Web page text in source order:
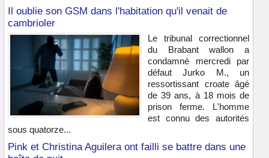
Il oublie son GSM dans l'habitation qu'il venait de
cambrioler
Le tribunal correctionnel
du Brabant wallon a
condamné mercredi par
défaut Jurko M., un
ressortissant croate âgé
de 39 ans, à 18 mois de
prison ferme. L'homme
est connu des autorités
sous quatorze...
Pink et Christina Aguilera ont failli se battre dans une